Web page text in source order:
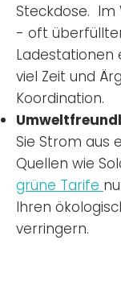
Steckdose. Im
- oft
Ladestationen
viel Zeit und
Koordination.
Sie Strom aus
Quellen wie
grüne Tarife
Ihren
verringern.